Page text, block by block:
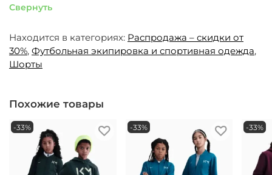
Свернуть
Находится в категориях: Распродажа – скидки от
30%, Футбольная экипировка и спортивная одежда,
Шорты
Похожие товары
-33% -33% -33%